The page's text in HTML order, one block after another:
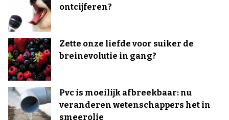
ontcijferen?
Zette onze liefde voor suiker de
breinevolutie in gang?
Pvc is moeilijk afbreekbaar: nu
veranderen wetenschappers het in
smeerolie